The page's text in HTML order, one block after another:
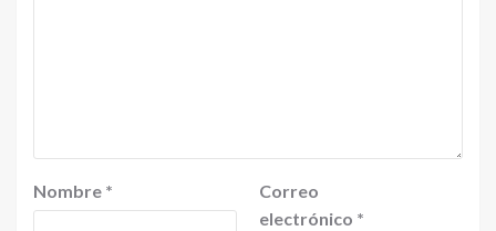
Nombre *
Correo
electrónico *